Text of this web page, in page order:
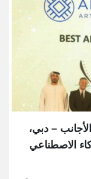
– دبي،
الاصطناعي